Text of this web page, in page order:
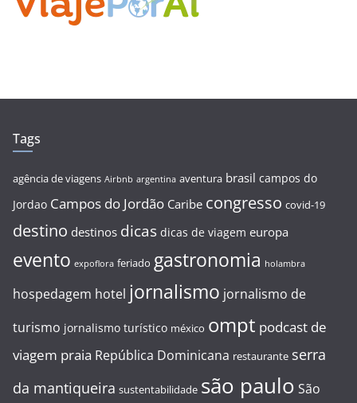
Tags
agência de viagens Airbnb argentina aventura brasil campos do
Jordao Campos do Jordão Caribe congresso covid-19
destino destinos dicas dicas de viagem europa
evento expoflora feriado gastronomia holambra
hospedagem hotel jornalismo jornalismo de
turismo jornalismo turístico méxico ompt podcast de
viagem praia República Dominicana restaurante serra
da mantiqueira sustentabilidade são paulo São